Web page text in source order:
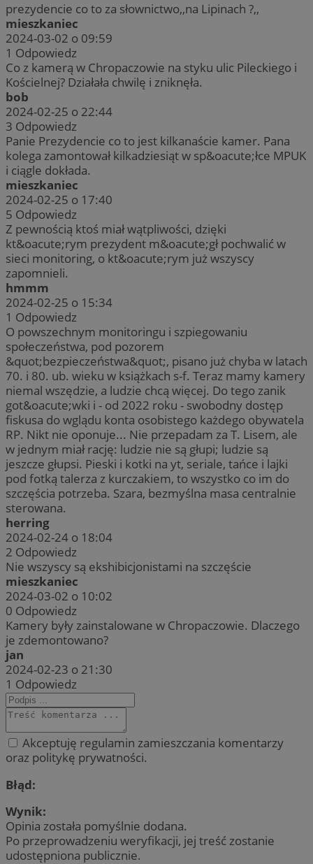
prezydencie co to za słownictwo,,na Lipinach ?,,
mieszkaniec
2024-03-02 o 09:59
1 Odpowiedz
Co z kamerą w Chropaczowie na styku ulic Pileckiego i
Kościelnej? Działała chwilę i zniknęła.
bob
2024-02-25 o 22:44
3 Odpowiedz
Panie Prezydencie co to jest kilkanaście kamer. Pana
kolega zamontował kilkadziesiąt w sp&oacute;łce MPUK
i ciągle dokłada.
mieszkaniec
2024-02-25 o 17:40
5 Odpowiedz
Z pewnością ktoś miał wątpliwości, dzięki
kt&oacute;rym prezydent m&oacute;gł pochwalić w
sieci monitoring, o kt&oacute;rym już wszyscy
zapomnieli.
hmmm
2024-02-25 o 15:34
1 Odpowiedz
O powszechnym monitoringu i szpiegowaniu
społeczeństwa, pod pozorem
&quot;bezpieczeństwa&quot;, pisano już chyba w latach
70. i 80. ub. wieku w książkach s-f. Teraz mamy kamery
niemal wszędzie, a ludzie chcą więcej. Do tego zanik
got&oacute;wki i - od 2022 roku - swobodny dostęp
fiskusa do wglądu konta osobistego każdego obywatela
RP. Nikt nie oponuje... Nie przepadam za T. Lisem, ale
w jednym miał rację: ludzie nie są głupi; ludzie są
jeszcze głupsi. Pieski i kotki na yt, seriale, tańce i lajki
pod fotką talerza z kurczakiem, to wszystko co im do
szczęścia potrzeba. Szara, bezmyślna masa centralnie
sterowana.
herring
2024-02-24 o 18:04
2 Odpowiedz
Nie wszyscy są ekshibicjonistami na szczęście
mieszkaniec
2024-03-02 o 10:02
0 Odpowiedz
Kamery były zainstalowane w Chropaczowie. Dlaczego
je zdemontowano?
jan
2024-02-23 o 21:30
1 Odpowiedz
Akceptuję regulamin zamieszczania komentarzy
oraz politykę prywatności.
Błąd:
Wynik:
Opinia została pomyślnie dodana.
Po przeprowadzeniu weryfikacji, jej treść zostanie
udostępniona publicznie.